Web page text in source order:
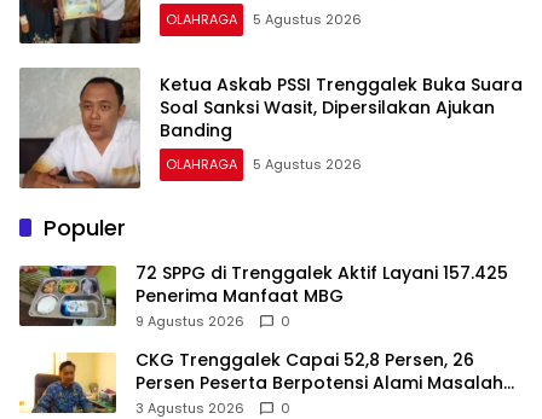
OLAHRAGA 5 Agustus 2026
Ketua Askab PSSI Trenggalek Buka Suara
Soal Sanksi Wasit, Dipersilakan Ajukan
Banding
OLAHRAGA 5 Agustus 2026
Populer
72 SPPG di Trenggalek Aktif Layani 157.425
Penerima Manfaat MBG
9 Agustus 2026 0
CKG Trenggalek Capai 52,8 Persen, 26
Persen Peserta Berpotensi Alami Masalah
Kejiwaan
3 Agustus 2026 0